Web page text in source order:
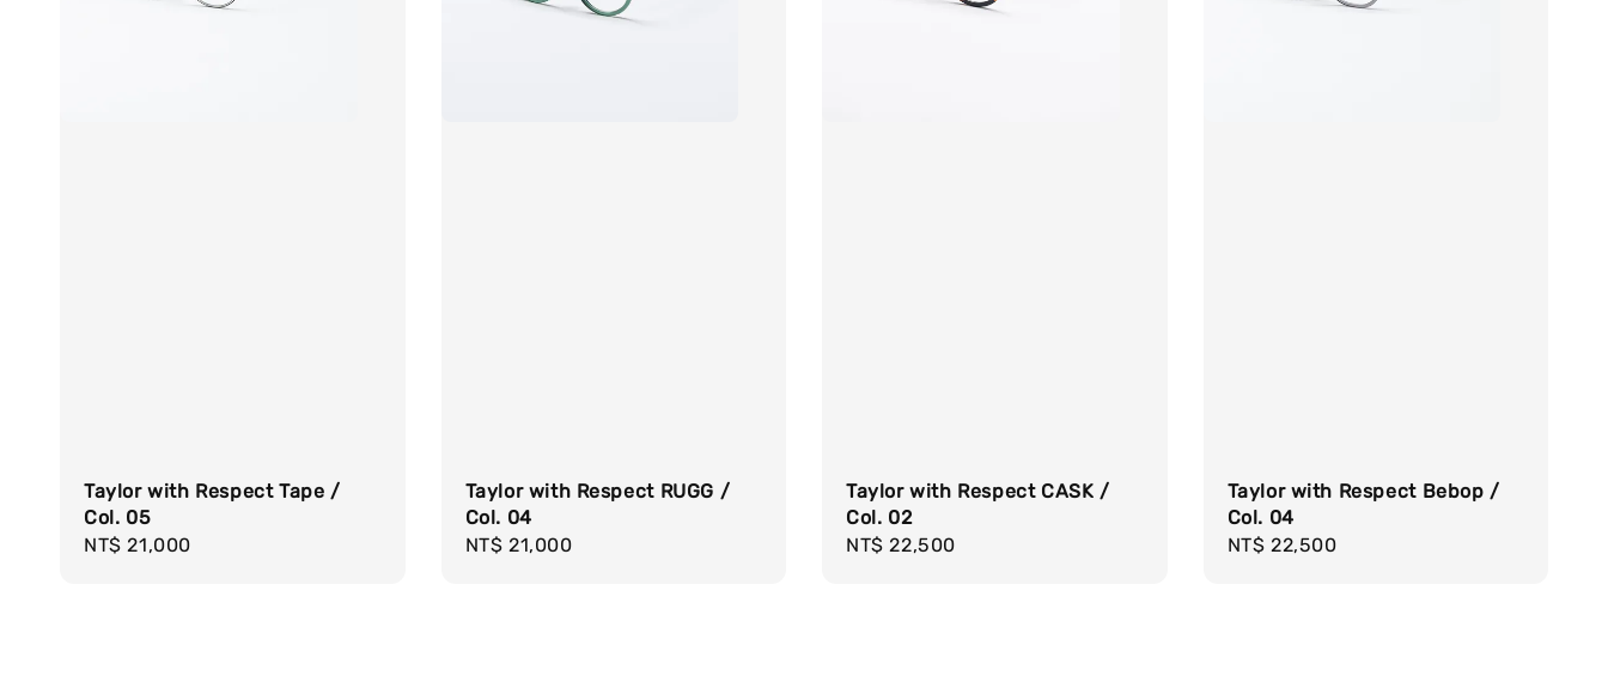
Taylor with Respect Tape /
Col. 05
Regular
NT$ 21,000
Taylor with Respect RUGG /
Col. 04
Regular
NT$ 21,000
Taylor with Respect CASK /
Col. 02
Regular
NT$ 22,500
Taylor with Respect Bebop /
Col. 04
Regular
NT$ 22,500